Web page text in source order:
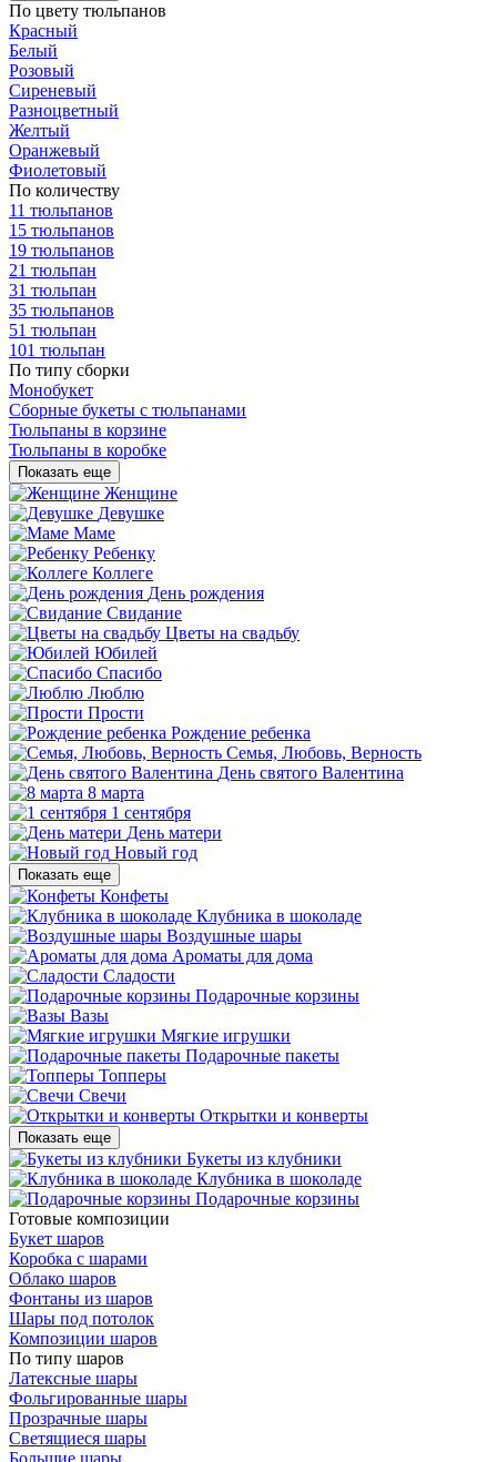
По цвету тюльпанов
Красный
Белый
Розовый
Сиреневый
Разноцветный
Желтый
Оранжевый
Фиолетовый
По количеству
11 тюльпанов
15 тюльпанов
19 тюльпанов
21 тюльпан
31 тюльпан
35 тюльпанов
51 тюльпан
101 тюльпан
По типу сборки
Монобукет
Сборные букеты с тюльпанами
Тюльпаны в корзине
Тюльпаны в коробке
Показать еще
Женщине
Девушке
Маме
Ребенку
Коллеге
День рождения
Свидание
Цветы на свадьбу
Юбилей
Спасибо
Люблю
Прости
Рождение ребенка
Семья, Любовь, Верность
День святого Валентина
8 марта
1 сентября
День матери
Новый год
Показать еще
Конфеты
Клубника в шоколаде
Воздушные шары
Ароматы для дома
Сладости
Подарочные корзины
Вазы
Мягкие игрушки
Подарочные пакеты
Топперы
Свечи
Открытки и конверты
Показать еще
Букеты из клубники
Клубника в шоколаде
Подарочные корзины
Готовые композиции
Букет шаров
Коробка с шарами
Облако шаров
Фонтаны из шаров
Шары под потолок
Композиции шаров
По типу шаров
Латексные шары
Фольгированные шары
Прозрачные шары
Светящиеся шары
Большие шары